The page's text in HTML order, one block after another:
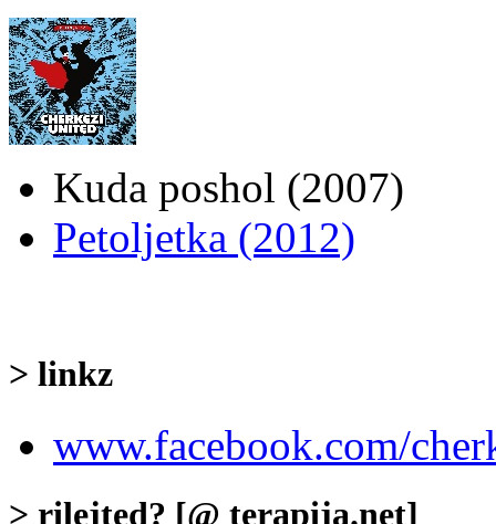
Kuda poshol (2007)
Petoljetka (2012)
> linkz
www.facebook.com/
> rilejted? [@ terapija.net]